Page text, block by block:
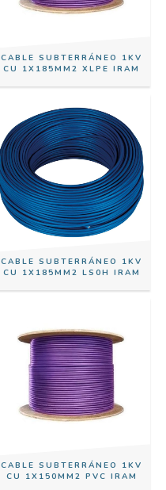
CABLE SUBTERRÁNEO 1KV
CU 1X185MM2 XLPE IRAM
CABLE SUBTERRÁNEO 1KV
CU 1X185MM2 LS0H IRAM
CABLE SUBTERRÁNEO 1KV
CU 1X150MM2 PVC IRAM